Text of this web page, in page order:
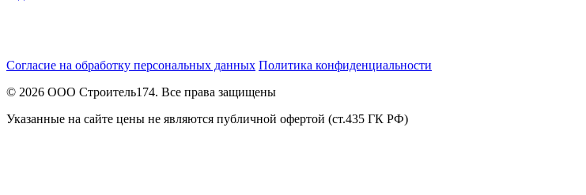
Согласие на обработку персональных данных Политика конфиденциальности
© 2026 ООО Строитель174. Все права защищены
Указанные на сайте цены не являются публичной офертой (ст.435 ГК РФ)